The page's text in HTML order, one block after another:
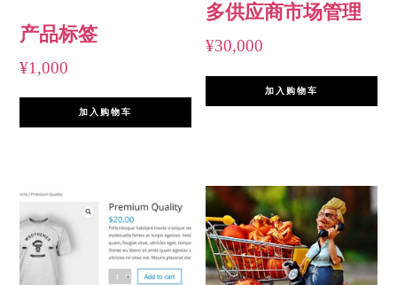
产品标签
¥1,000
加入购物车
多供应商市场管理
¥30,000
加入购物车